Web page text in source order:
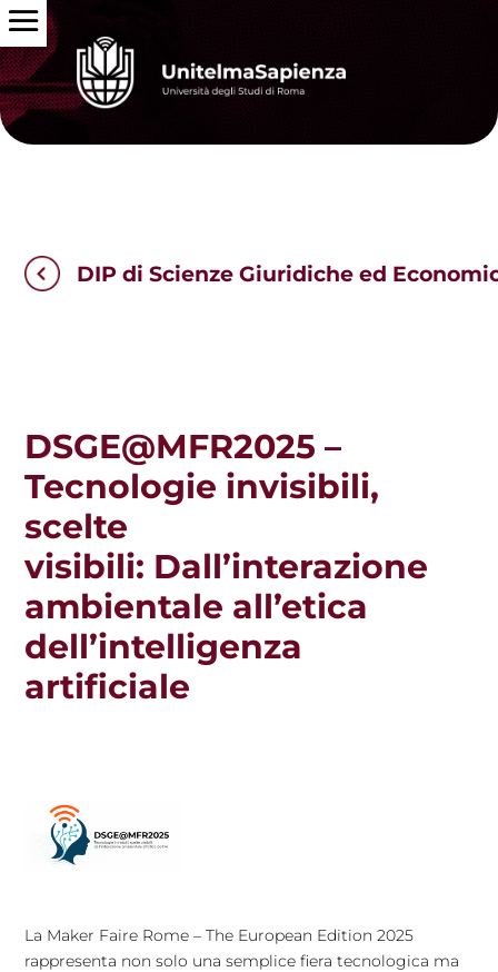
DIP di Scienze Giuridiche ed
DSGE@MFR2025 –
Tecnologie invisibili,
scelte
visibili: Dall’interazione
ambientale all’etica
dell’intelligenza
artificiale
La Maker Faire Rome – The European Edition 2025
rappresenta non solo una semplice fiera tecnologica ma